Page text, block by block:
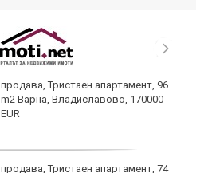
продава, Тристаен апартамент, 96
m2 Варна, Владиславово, 170000
EUR
продава, Тристаен апартамент, 74